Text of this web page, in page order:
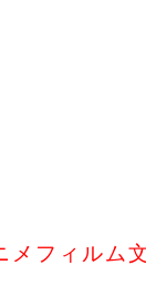
メフィルム